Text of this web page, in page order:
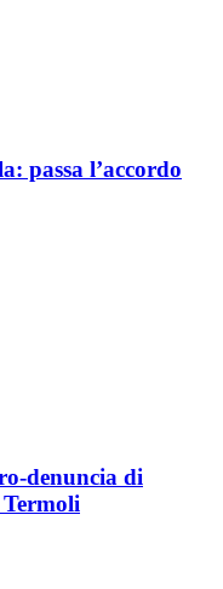
passa l’accordo
denuncia di